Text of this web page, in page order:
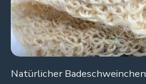
Natürlicher Badeschweinchen